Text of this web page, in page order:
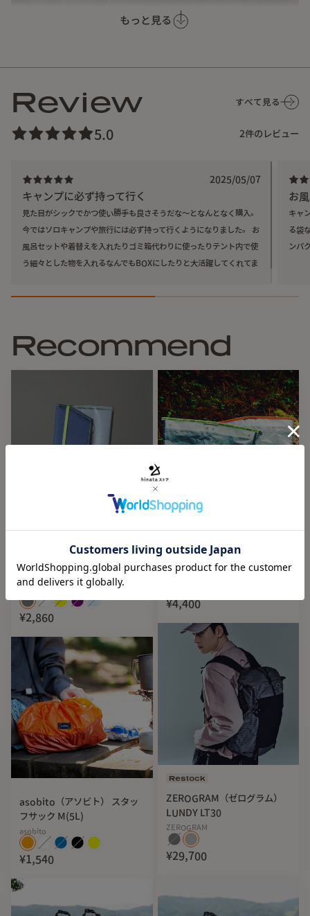
もっと見る
きるので、中のものが遊ばないように容量に合わせてぴった
口前には別注の太めのリフレクコードつけて、面ファスナー
部分の開閉がしやすいようにアップデート。 中からモノを出
し入れする際に簡易的なハンドルとして手をひっかけられる
キャンプで食器類をまとめたり、サイトでの簡易なゴミ箱代
わりにも。銭湯やサウナの着替え入れにしても多少の濡れモ
ノも大丈夫ですし汚れてもサッと水拭きできます。
をあげてくれています。
【基本情報】
Sサイズ
サイズ：W 220 x H 300 x D150 mm
素材：ポリエチレン
Review すべて見る
5.0 2件のレビュー
2025/05/07
キャンプに必ず持って行く
見た目がシックでかつ使い勝手も良さそうだな〜となんとなく購入。
今ではソロキャンプや旅行には必ず持って行くようになりました。 お
風呂セットや着替えを入れたりゴミ箱代わりに使ったりテント内で使
う細々とした物を入れるなんでもBOXにしたりと大活躍してくれてま
お
キャ
る袋
ンパ
Recommend
BONCHI HIKERS（ボンチハ
カバー
¥2,860
asobito（アソビト） スタッ
フサック M(5L)
asobito
¥1,540
hinata x WEEKEND(ER)
hinata
¥4,400
Restock
ZEROGRAM（ゼログラム）
LUNDY LT30
ZEROGRAM
¥29,700